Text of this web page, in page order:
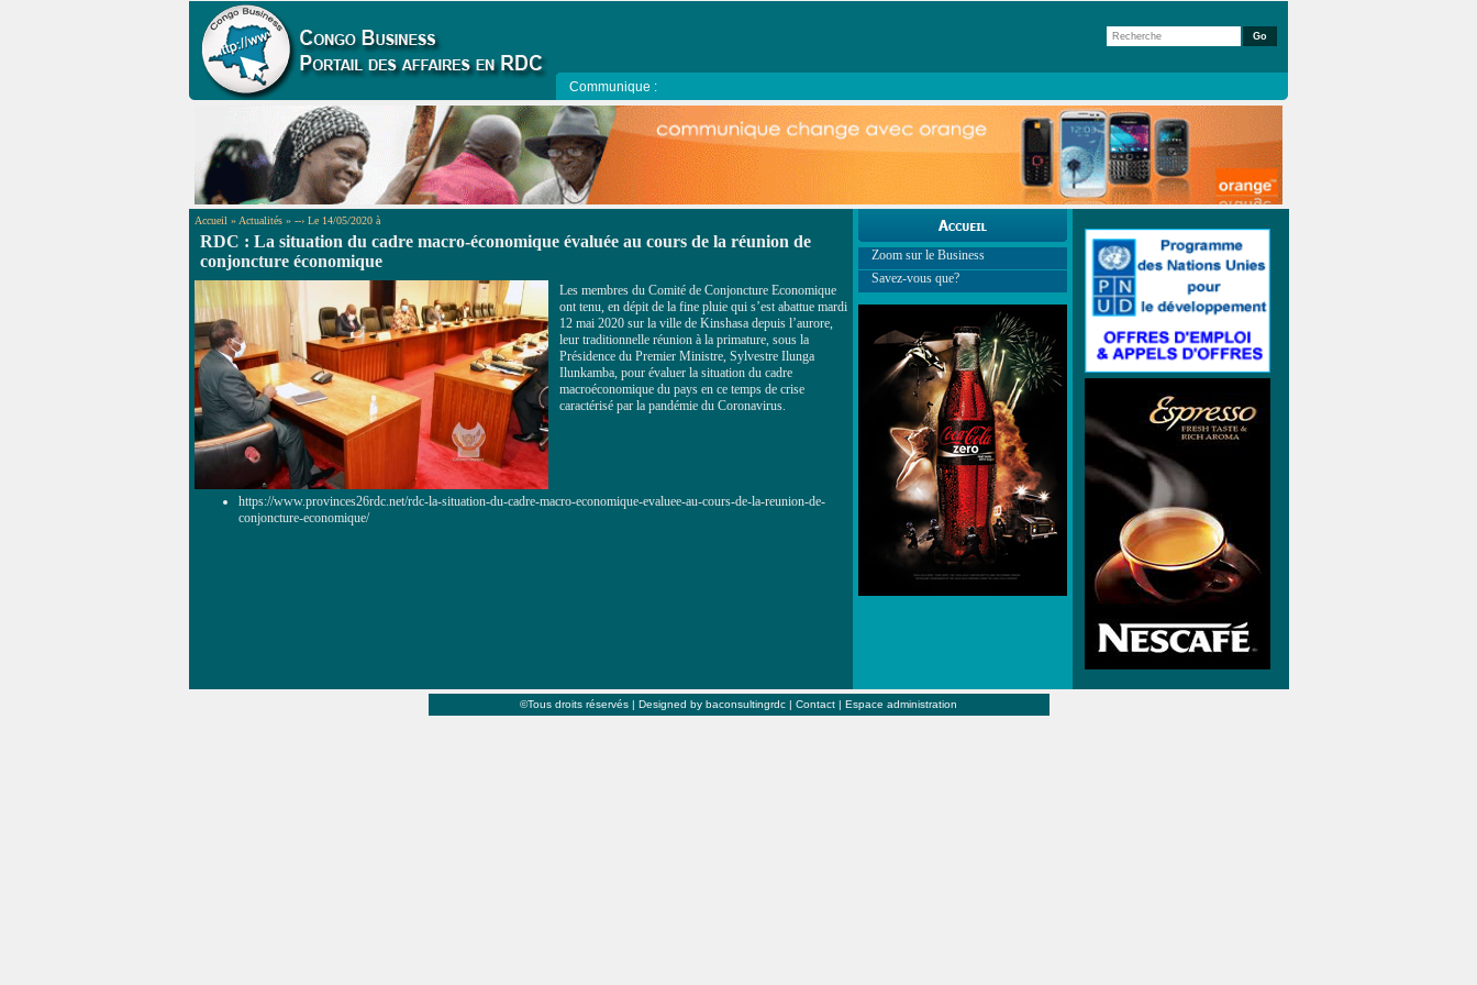
Communique :
Accueil » Actualités » --› Le 14/05/2020 à
RDC : La situation du cadre macro-économique évaluée au cours de la réunion de
conjoncture économique
Les membres du Comité de Conjoncture Economique
ont tenu, en dépit de la fine pluie qui s’est abattue mardi
12 mai 2020 sur la ville de Kinshasa depuis l’aurore,
leur traditionnelle réunion à la primature, sous la
Présidence du Premier Ministre, Sylvestre Ilunga
Ilunkamba, pour évaluer la situation du cadre
macroéconomique du pays en ce temps de crise
caractérisé par la pandémie du Coronavirus.
https://www.provinces26rdc.net/rdc-la-situation-du-cadre-macro-economique-evaluee-au-cours-de-la-reunion-de-
conjoncture-economique/
Zoom sur le Business
Savez-vous que?
©Tous droits réservés | Designed by baconsultingrdc | Contact | Espace administration